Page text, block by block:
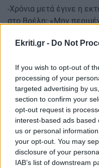
Ekriti.gr - Do Not
If you wish to opt-out of
processing of your
targeted advertising by
section to confirm your
opt-out request is
interest-based ads
us or personal
your opt-out. You may
disclosure of your
IAB’s list of downstream
-Χρόνια μετά έγινε η
στο Βρέλη: «Μην
υπάρχουν». Βρήκαμε
μια κάτω γνάθο. Ούτε
Όταν η φρίκη
σε ένα ζευγάρι
Πέρασαν λίγες μέρες
ανηφόρησε στο Βρέλη
τα έσκιαζε όλα η
σταματήσει έναν
τα αίματα. Δίπλα